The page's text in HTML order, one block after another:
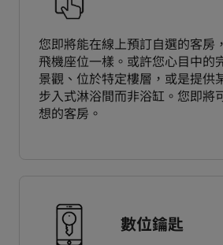
您即將能在線上預訂自選的客房
飛機座位一樣。或許您心目中的
景觀、位於特定樓層，或是提供
步入式淋浴間而非浴缸。您即將
想的客房。
數位鑰匙